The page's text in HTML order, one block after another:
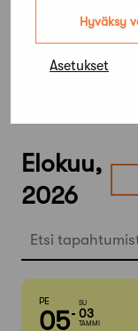
Hyväksy
Asetukset
Elokuu,
2026
Etsi tapahtumista
PE
05
SU
03
TAMMI